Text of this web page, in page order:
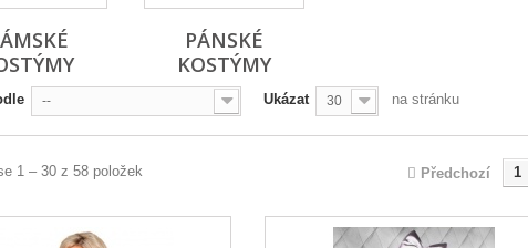
PÁNSKÉ
KOSTÝMY
-- Ukázat 30 na stránku
Předchozí 1
1 – 30 z 58 položek